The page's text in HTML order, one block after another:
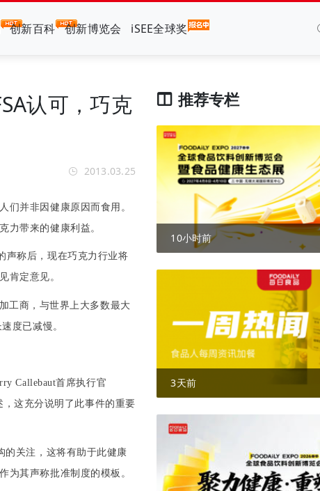
创新百科 创新博览会 iSEE全球奖
认可，巧克
2013.03.25
们并非因健康原因而食用。
力带来的健康利益。
声称后，现在巧克力 行业将
肯定意见。
加工商，与世界 上大多数最大
速度已减慢。
Callebaut首席执行官
，这充分说明了此事件的重要
的关注，这将有助于此健康
为其声称批准制度的模板。
推荐专栏
10小时前
3天前